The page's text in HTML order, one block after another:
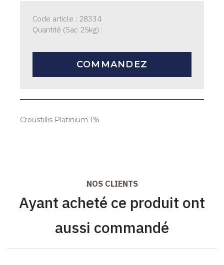
Code article : 28334
Quantité (Sac 25kg) :
COMMANDEZ
Croustillis Platinium 1%
NOS CLIENTS
Ayant acheté ce produit ont
aussi commandé